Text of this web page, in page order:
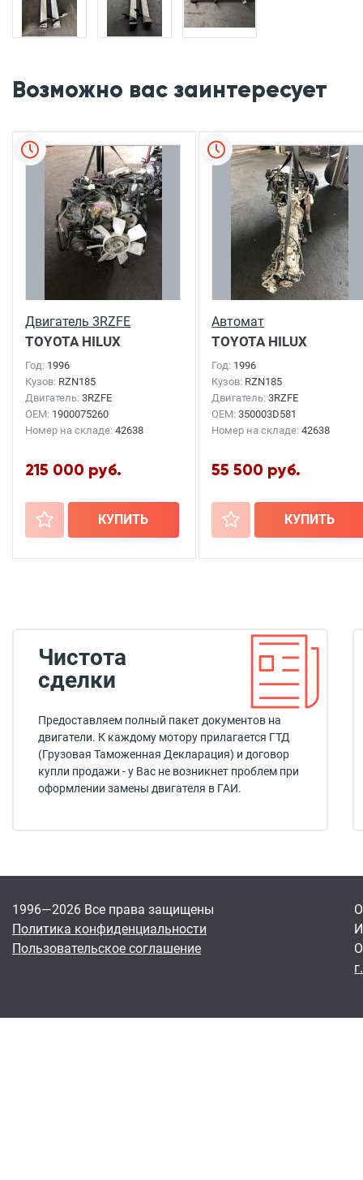
Возможно вас заинтересует
Двигатель 3RZFE
TOYOTA HILUX
SURF1996г.
Год: 1996
Кузов: RZN185
Двигатель: 3RZFE
OEM: 1900075260
Номер на складе: 42638
215 000 руб.
+ КУПИТЬ
Автомат
TOYOTA HILUX
SURF1996г.
Год: 1996
Кузов: RZN185
Двигатель: 3RZFE
OEM: 350003D581
Номер на складе: 42638
55 500 руб.
+ КУПИТЬ
Чистота
сделки
Предоставляем полный пакет документов на
двигатели. К каждому мотору прилагается ГТД
(Грузовая Таможенная Декларация) и договор
купли продажи - у Вас не возникнет проблем при
оформлении замены двигателя в ГАИ.
1996—2026 Все права защищены
Политика конфиденциальности
Пользовательское соглашение